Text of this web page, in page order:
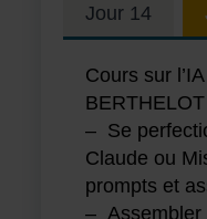
Jour 14
Cours sur
BERTHELOT
– Se
Claude ou
prompts et
– Assembler